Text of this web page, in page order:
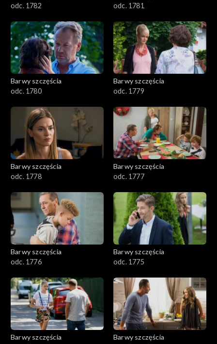
odc. 1782
odc. 1781
Barwy szczęścia
odc. 1780
Barwy szczęścia
odc. 1779
Barwy szczęścia
odc. 1778
Barwy szczęścia
odc. 1777
Barwy szczęścia
odc. 1776
Barwy szczęścia
odc. 1775
Barwy szczęścia
Barwy szczęścia